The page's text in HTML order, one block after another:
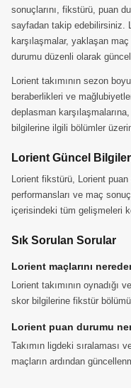
sonuçlarını, fikstürü, puan
sayfadan takip edebilirsiniz.
karşılaşmalar, yaklaşan maç
durumu düzenli olarak
Lorient takımının sezon
beraberlikleri ve
deplasman
bilgilerine ilgili bölümler
Lorient Güncel
Lorient fikstürü, Lorient
performansları ve maç
içerisindeki tüm gelişmeleri
Sık Sorulan Sorular
Lorient maçlarını
Lorient takımının oynadığı
skor bilgilerine fikstür
Lorient puan durumu
Takımın ligdeki sıralaması
maçların ardından